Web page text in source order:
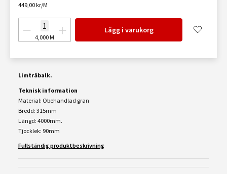
449,00 kr/M
4,000 M
Lägg i varukorg
Limträbalk.
Teknisk information
Material: Obehandlad gran
Bredd: 315mm
Längd: 4000mm.
Tjocklek: 90mm
Fullständig produktbeskrivning